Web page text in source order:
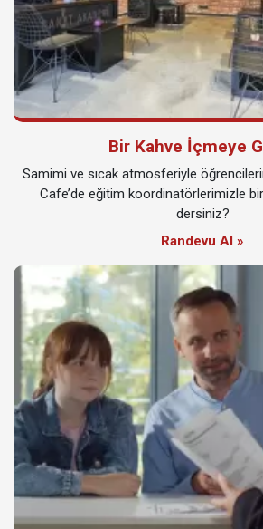
Bir Kahve İçmeye
Samimi ve sıcak atmosferiyle
Cafe’de eğitim koordinatörlerimizle
dersiniz?
Randevu Al »